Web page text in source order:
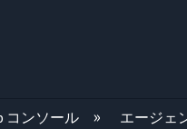
コンソール エージェ